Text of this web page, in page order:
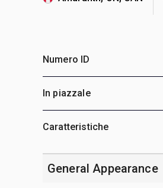
Numero ID
In piazzale
Caratteristiche
General Appearance